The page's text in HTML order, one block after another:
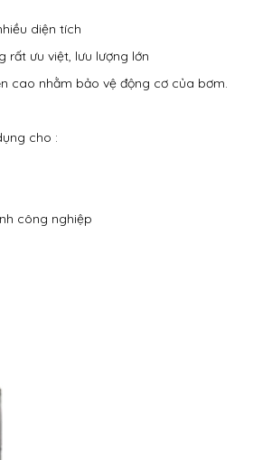
diện tích
rất ưu việt, lưu lượng lớn
cao nhằm bảo vệ động cơ của bơm.
cho :
công nghiệp